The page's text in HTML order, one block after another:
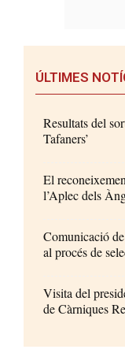
ÚLTIMES
Resultats del
Tafaners’
El
l’Aplec dels
Comunicació
al procés de
Visita del
de Càrniques